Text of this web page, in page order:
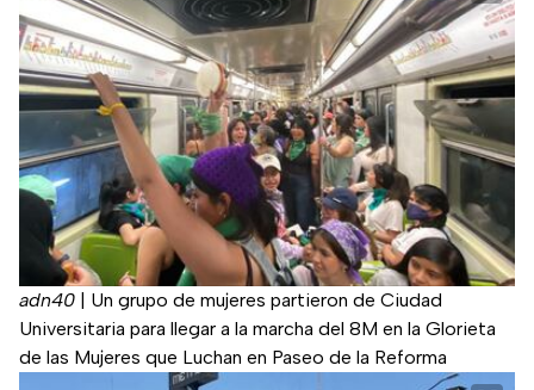
adn40
Un grupo de mujeres partieron de Ciudad
Universitaria para llegar a la marcha del 8M en la Glorieta
de las Mujeres que Luchan en Paseo de la Reforma